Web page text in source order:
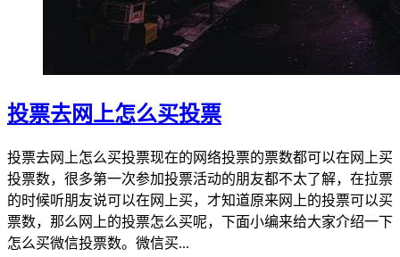
投票去网上怎么买投票
投票去网上怎么买投票现在的网络投票的票数都可以在网上买
投票数，很多第一次参加投票活动的朋友都不太了解，在拉票
的时候听朋友说可以在网上买，才知道原来网上的投票可以买
票数，那么网上的投票怎么买呢，下面小编来给大家介绍一下
怎么买微信投票数。微信买...